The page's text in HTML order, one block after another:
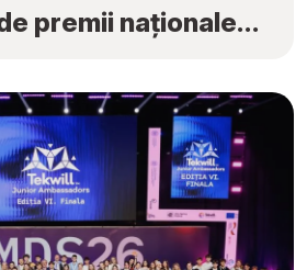
premii naționale